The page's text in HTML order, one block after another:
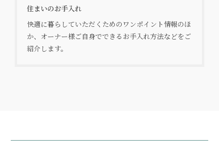
住まいのお手入れ
快適に暮らしていただくためのワンポイント情報のほ
か、オーナー様ご自身でできるお手入れ方法などをご
紹介します。